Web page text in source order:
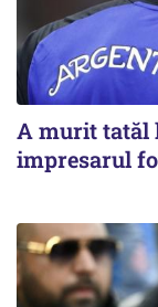
A murit tatăl
impresarul